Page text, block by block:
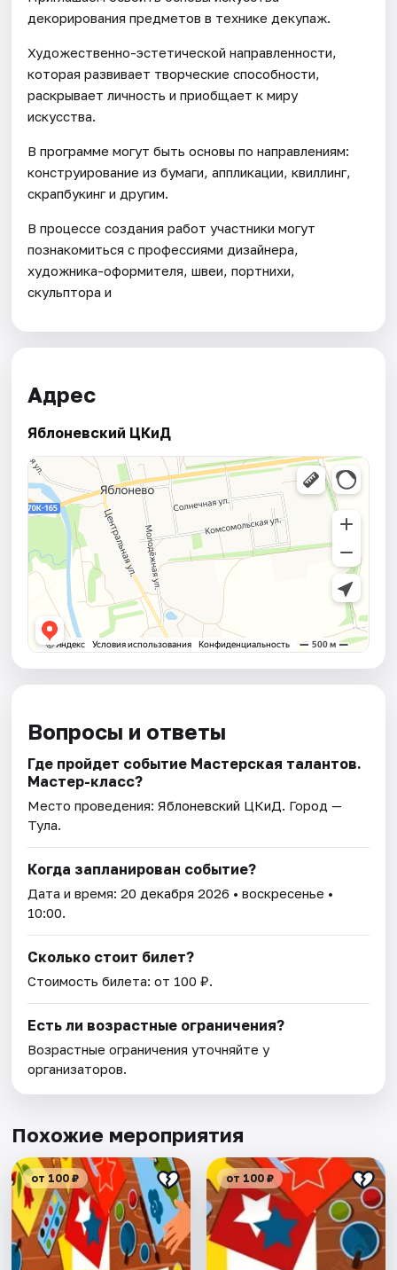
декорирования предметов в технике декупаж.
Художественно-эстетической направленности,
которая развивает творческие способности,
раскрывает личность и приобщает к миру
искусства.
В программе могут быть основы по направлениям:
конструирование из бумаги, аппликации, квиллинг,
скрапбукинг и другим.
В процессе создания работ участники могут
познакомиться с профессиями дизайнера,
художника-оформителя, швеи, портнихи,
скульптора и
Адрес
Яблоневский ЦКиД
Вопросы и ответы
Где пройдет событие Мастерская талантов.
Мастер-класс?
Место проведения:Яблоневский ЦКиД. Город —
Тула.
Когда запланирован событие?
Дата и время:20 декабря 2026 • воскресенье •
10:00.
Сколько стоит билет?
Стоимость билета: от 100 ₽.
Есть ли возрастные ограничения?
Возрастные ограничения уточняйте у
организаторов.
Похожие мероприятия
от 100 ₽ от 100 ₽